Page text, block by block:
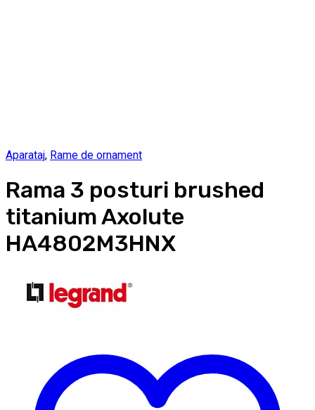
Aparataj, Rame de ornament
Rama 3 posturi brushed
titanium Axolute
HA4802M3HNX